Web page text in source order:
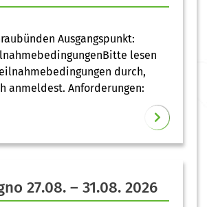
Ausgangspunkt:
lesen
durch,
anmeldest. Anforderungen:
27.08. – 31.08. 2026